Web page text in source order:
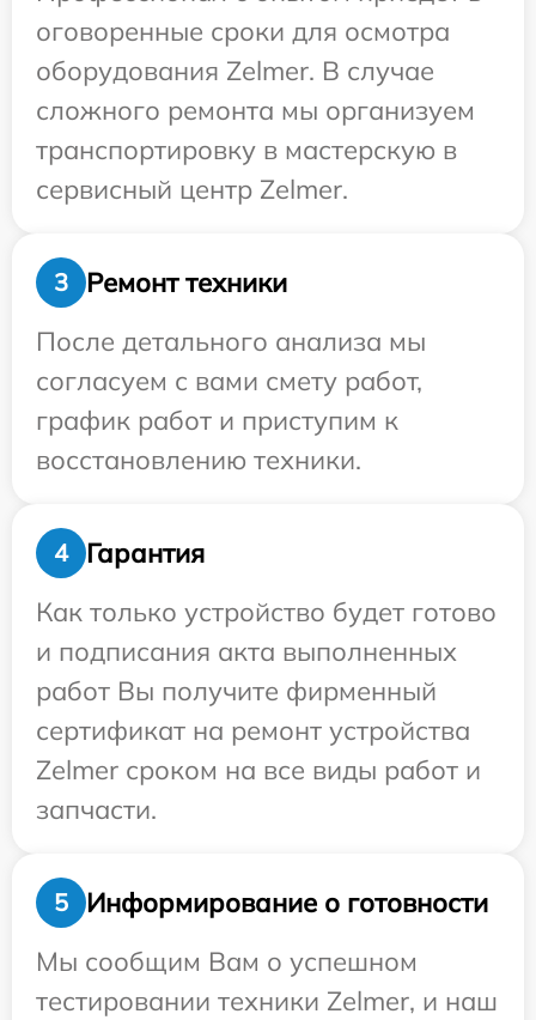
оговоренные сроки для осмотра
оборудования Zelmer. В случае
сложного ремонта мы организуем
транспортировку в мастерскую в
сервисный центр Zelmer.
3
Ремонт техники
После детального анализа мы
согласуем с вами смету работ,
график работ и приступим к
восстановлению техники.
4
Гарантия
Как только устройство будет готово
и подписания акта выполненных
работ Вы получите фирменный
сертификат на ремонт устройства
Zelmer сроком на все виды работ и
запчасти.
5
Информирование о готовности
Мы сообщим Вам о успешном
тестировании техники Zelmer, и наш